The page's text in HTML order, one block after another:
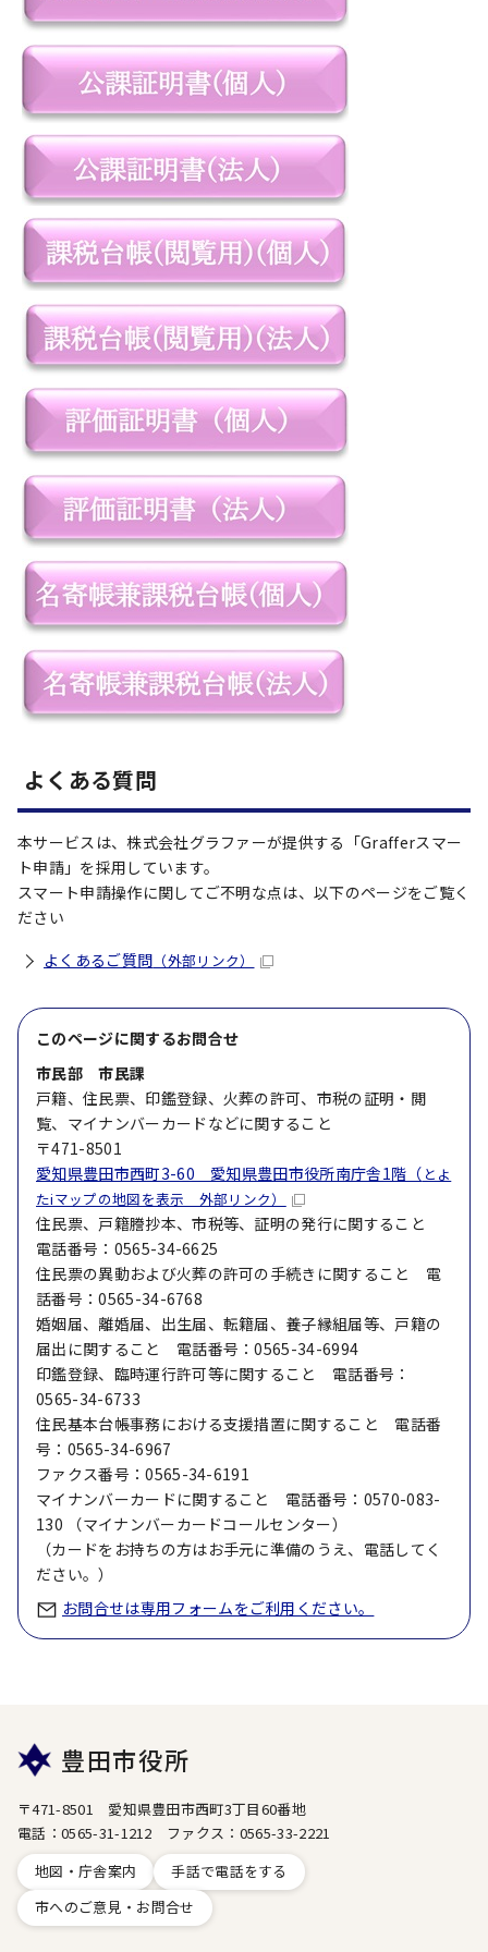
よくある質問
本サービスは、株式会社グラファーが提供する「Grafferスマー
ト申請」を採用しています。
スマート申請操作に関してご不明な点は、以下のページをご覧く
ださい
よくあるご質問 （外部リンク）
このページに関するお問合せ
市民部 市民課
戸籍、住民票、印鑑登録、火葬の許可、市税の証明・閲
覧、マイナンバーカードなどに関すること
〒471-8501
愛知県豊田市西町3-60 愛知県豊田市役所南庁舎1階（ とよ
たiマップの地図を表示 外部リンク）
住民票、戸籍謄抄本、市税等、証明の発行に関すること
電話番号：0565-34-6625
住民票の異動および火葬の許可の手続きに関すること 電
話番号：0565-34-6768
婚姻届、離婚届、出生届、転籍届、養子縁組届等、戸籍の
届出に関すること 電話番号：0565-34-6994
印鑑登録、臨時運行許可等に関すること 電話番号：
0565-34-6733
住民基本台帳事務における支援措置に関すること 電話番
号：0565-34-6967
ファクス番号：0565-34-6191
マイナンバーカードに関すること 電話番号：0570-083-
130 （マイナンバーカードコールセンター）
（カードをお持ちの方はお手元に準備のうえ、電話してく
ださい。）
お問合せは専用フォームをご利用ください。
豊田市役所
〒471-8501 愛知県豊田市西町3丁目60番地
電話：0565-31-1212 ファクス：0565-33-2221
地図・庁舎案内
手話で電話をする
市へのご意見・お問合せ